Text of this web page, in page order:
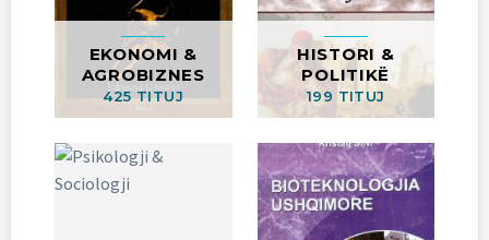
EKONOMI &
AGROBIZNES
425 TITUJ
HISTORI &
POLITIKË
199 TITUJ